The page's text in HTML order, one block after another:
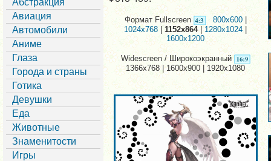
Абстракция
Авиация
Автомобили
Аниме
Глаза
Города и страны
Готика
Девушки
Еда
Животные
Знаменитости
Игры
Формат Fullscreen 800x600
1024x768 |1152x864|1280x1024
1600x1200
Widescreen / Широкоэкранный
1366x768 | 1600x900 | 1920x1080